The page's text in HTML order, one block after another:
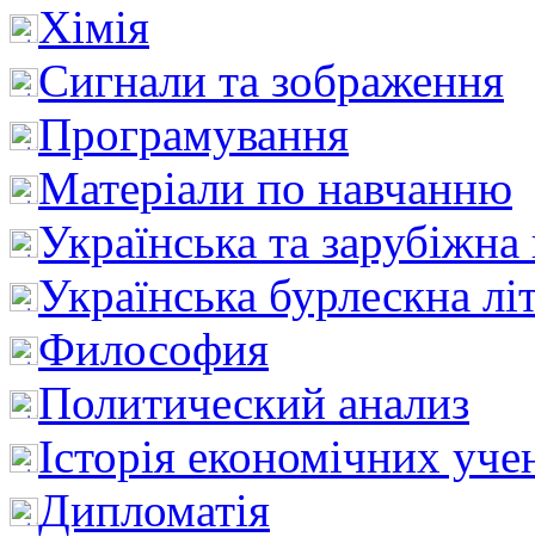
Хімія
Сигнали та зображення
Програмування
Матеріали по навчанню
Українська та зарубіжна
Українська бурлескна
Философия
Политический анализ
Історія економічних
Дипломатія